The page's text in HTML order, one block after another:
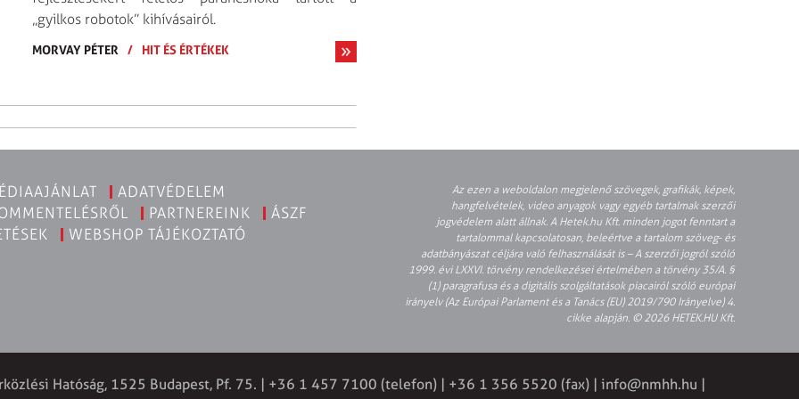
„gyilkos robotok” kihívásairól.
MORVAY PÉTER / HIT ÉS ÉRTÉKEK
ADATVÉDELEM
PARTNEREINK
ÁSZF
WEBSHOP TÁJÉKOZTATÓ
Az ezen a weboldalon megjelenő szövegek, grafikák, képek,
hangfelvételek, video anyagok vagy egyéb tartalmak szerzői
jogvédelem alatt állnak. A Hetek.hu Kft. minden jogot fenntart a
tartalommal kapcsolatosan, beleértve a tartalom szöveg- és
adatbányászat céljára való felhasználását is – A szerzői jogról szóló
1999. évi LXXVI. törvény rendelkezései értelmében a törvény 35/A. §
(1) paragrafusa és a digitális szolgáltatások piacairól szóló európai
irányelv (Az Európai Parlament és a Tanács (EU) 2019/790 Irányelve) 4.
cikke alapján. © 2026 HETEK.HU Kft.
Hatóság, 1525 Budapest, Pf. 75. | +36 1 457 7100 (telefon) | +36 1 356 5520 (fax) | info@nmhh.hu